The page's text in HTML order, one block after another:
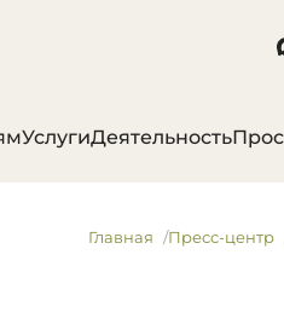
УслугиДеятельность
Главная Пресс-центр